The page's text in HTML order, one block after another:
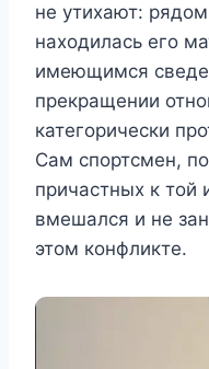
не утихают:
находилась его
имеющимся
прекращении
категорически
Сам спортсмен,
причастных к той
вмешался и не
этом конфликте.